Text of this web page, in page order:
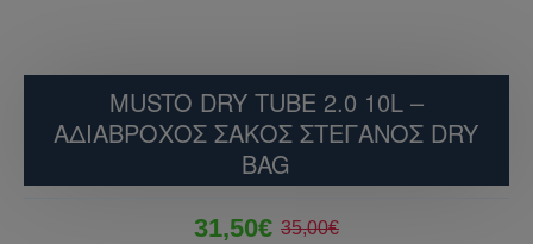
MUSTO DRY TUBE 2.0 10L –
ΑΔΙΆΒΡΟΧΟΣ ΣΆΚΟΣ ΣΤΕΓΑΝΌΣ DRY
BAG
31,50€ 35,00€